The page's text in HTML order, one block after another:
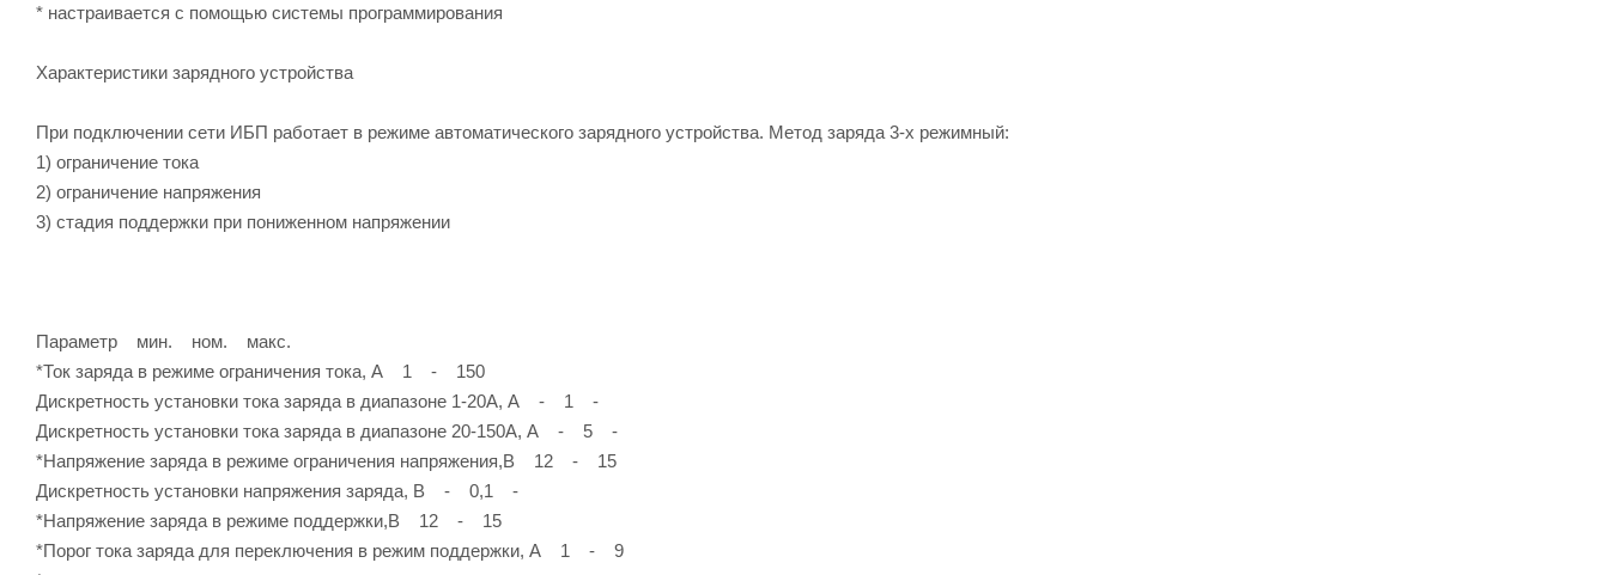
* настраивается с помощью системы программирования
Характеристики зарядного устройства
При подключении сети ИБП работает в режиме автоматического зарядного устройства. Метод заряда 3-х режимный:
1) ограничение тока
2) ограничение напряжения
3) стадия поддержки при пониженном напряжении
Параметр мин. ном. макс.
*Ток заряда в режиме ограничения тока, А 1 - 150
Дискретность установки тока заряда в диапазоне 1-20А, А - 1 -
Дискретность установки тока заряда в диапазоне 20-150А, А - 5 -
*Напряжение заряда в режиме ограничения напряжения,В 12 - 15
Дискретность установки напряжения заряда, В - 0,1 -
*Напряжение заряда в режиме поддержки,В 12 - 15
*Порог тока заряда для переключения в режим поддержки, А 1 - 9